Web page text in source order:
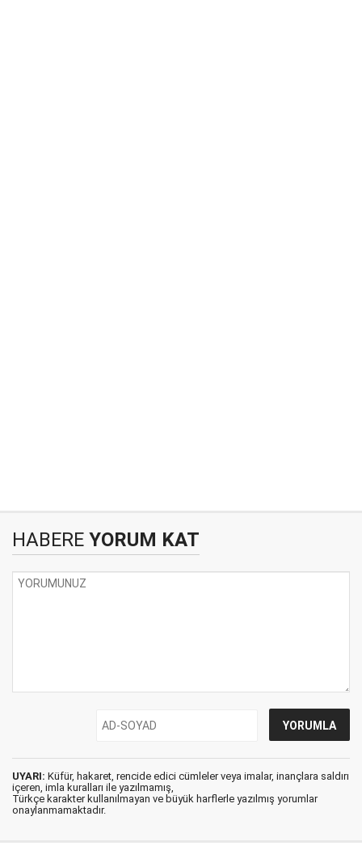
HABERE YORUM KAT
UYARI: Küfür, hakaret, rencide edici cümleler veya imalar, inançlara saldırı
içeren, imla kuralları ile yazılmamış,
Türkçe karakter kullanılmayan ve büyük harflerle yazılmış yorumlar
onaylanmamaktadır.